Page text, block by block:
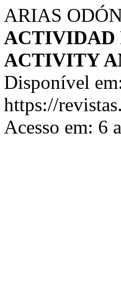
ARIAS
ACTIVIDAD
ACTIVITY
Disponível
https://
Acesso em: 6